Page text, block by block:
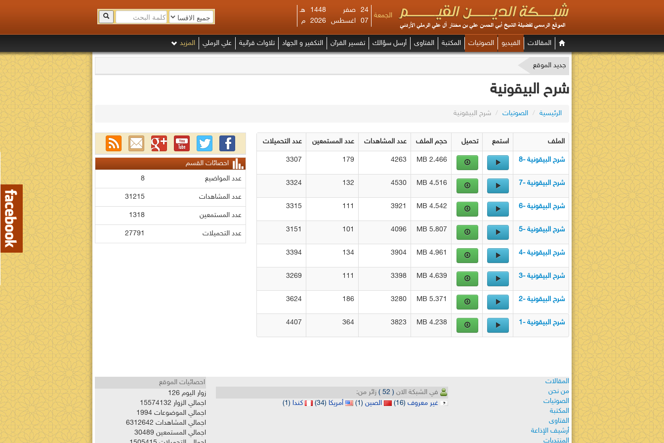
الجمعة
24 صفر 1448
هـ
07 اغسطس 2026 م
المقالات الفيديو الصوتيات المكتبة الفتاوى أرسل سؤالك تفسير القرآن التكفير و الجهاد تلاوات قرآنية علي الرملي المزيد
جديد الموقع
شرح البيقونية
الرئيسية / الصوتيات / شرح البيقونية
الملف استمع تحميل حجم الملف عدد المشاهدات عدد المستمعين عدد التحميلات
شرح البيقونية -8 2.466 MB
4263
179
3307
شرح البيقونية -7 4.516 MB
4530
132
3324
شرح البيقونية -6 4.542 MB
3921
111
3315
شرح البيقونية -5 5.807 MB
4096
101
3151
شرح البيقونية -4 4.961 MB
3904
134
3394
شرح البيقونية -3 4.639 MB
3398
111
3269
شرح البيقونية -2 5.371 MB
3280
186
3624
شرح البيقونية -1 4.238 MB
3823
364
4407
احصائات القسم
عدد المواضيع
8
عدد المشاهدات 31215
عدد المستمعين 1318
عدد التحميلات 27791
المقالات
من نحن
الصوتيات
المكتبة
الفتاوى
أرشيف الإذاعة
المنتديات
في الشبكة الان ( 52 )
زائر من:
غير معروف (16) الصين (1) أمريكا (34) كندا (1)
احصائيات الموقع
زوار اليوم126
اجمالي الزوار 15574132
اجمالي الموضوعات1994
اجمالي المشاهدات 6312642
اجمالي المستمعين30489